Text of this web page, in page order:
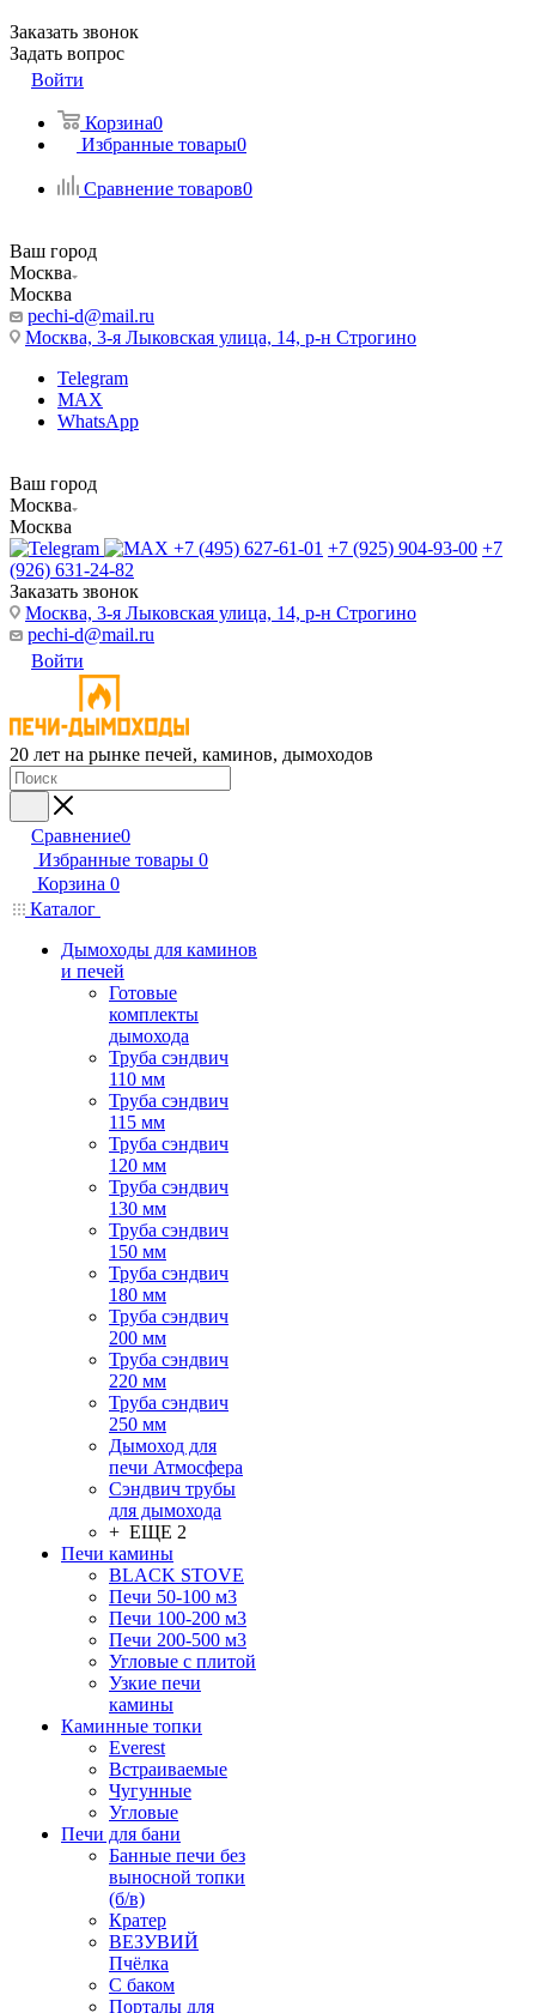
Заказать звонок
Задать вопрос
Войти
Корзина0
Избранные товары0
Сравнение товаров0
Ваш город
Москва
Москва
pechi-d@mail.ru
Москва, 3-я Лыковская улица, 14, р-н Строгино
Telegram
MAX
WhatsApp
Ваш город
Москва
Москва
+7 (495) 627-61-01 +7 (925) 904-93-00 +7
(926) 631-24-82
Заказать звонок
Москва, 3-я Лыковская улица, 14, р-н Строгино
pechi-d@mail.ru
Войти
20 лет на рынке печей, каминов, дымоходов
Сравнение0
Избранные товары 0
Корзина 0
Каталог
Дымоходы для каминов
и печей
Готовые
комплекты
дымохода
Труба сэндвич
110 мм
Труба сэндвич
115 мм
Труба сэндвич
120 мм
Труба сэндвич
130 мм
Труба сэндвич
150 мм
Труба сэндвич
180 мм
Труба сэндвич
200 мм
Труба сэндвич
220 мм
Труба сэндвич
250 мм
Дымоход для
печи Атмосфера
Сэндвич трубы
для дымохода
+ ЕЩЕ 2
Печи камины
BLACK STOVE
Печи 50-100 м3
Печи 100-200 м3
Печи 200-500 м3
Угловые с плитой
Узкие печи
камины
Каминные топки
Everest
Встраиваемые
Чугунные
Угловые
Печи для бани
Банные печи без
выносной топки
(б/в)
Кратер
ВЕЗУВИЙ
Пчёлка
С баком
Порталы для